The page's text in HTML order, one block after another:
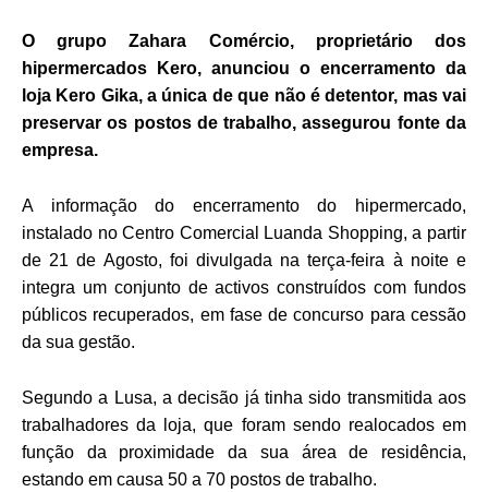
O grupo Zahara Comércio, proprietário dos
hipermercados Kero, anunciou o encerramento da
loja Kero Gika, a única de que não é detentor, mas vai
preservar os postos de trabalho, assegurou fonte da
empresa.
A informação do encerramento do hipermercado,
instalado no Centro Comercial Luanda Shopping, a partir
de 21 de Agosto, foi divulgada na terça-feira à noite e
integra um conjunto de activos construídos com fundos
públicos recuperados, em fase de concurso para cessão
da sua gestão.
Segundo a Lusa, a decisão já tinha sido transmitida aos
trabalhadores da loja, que foram sendo realocados em
função da proximidade da sua área de residência,
estando em causa 50 a 70 postos de trabalho.